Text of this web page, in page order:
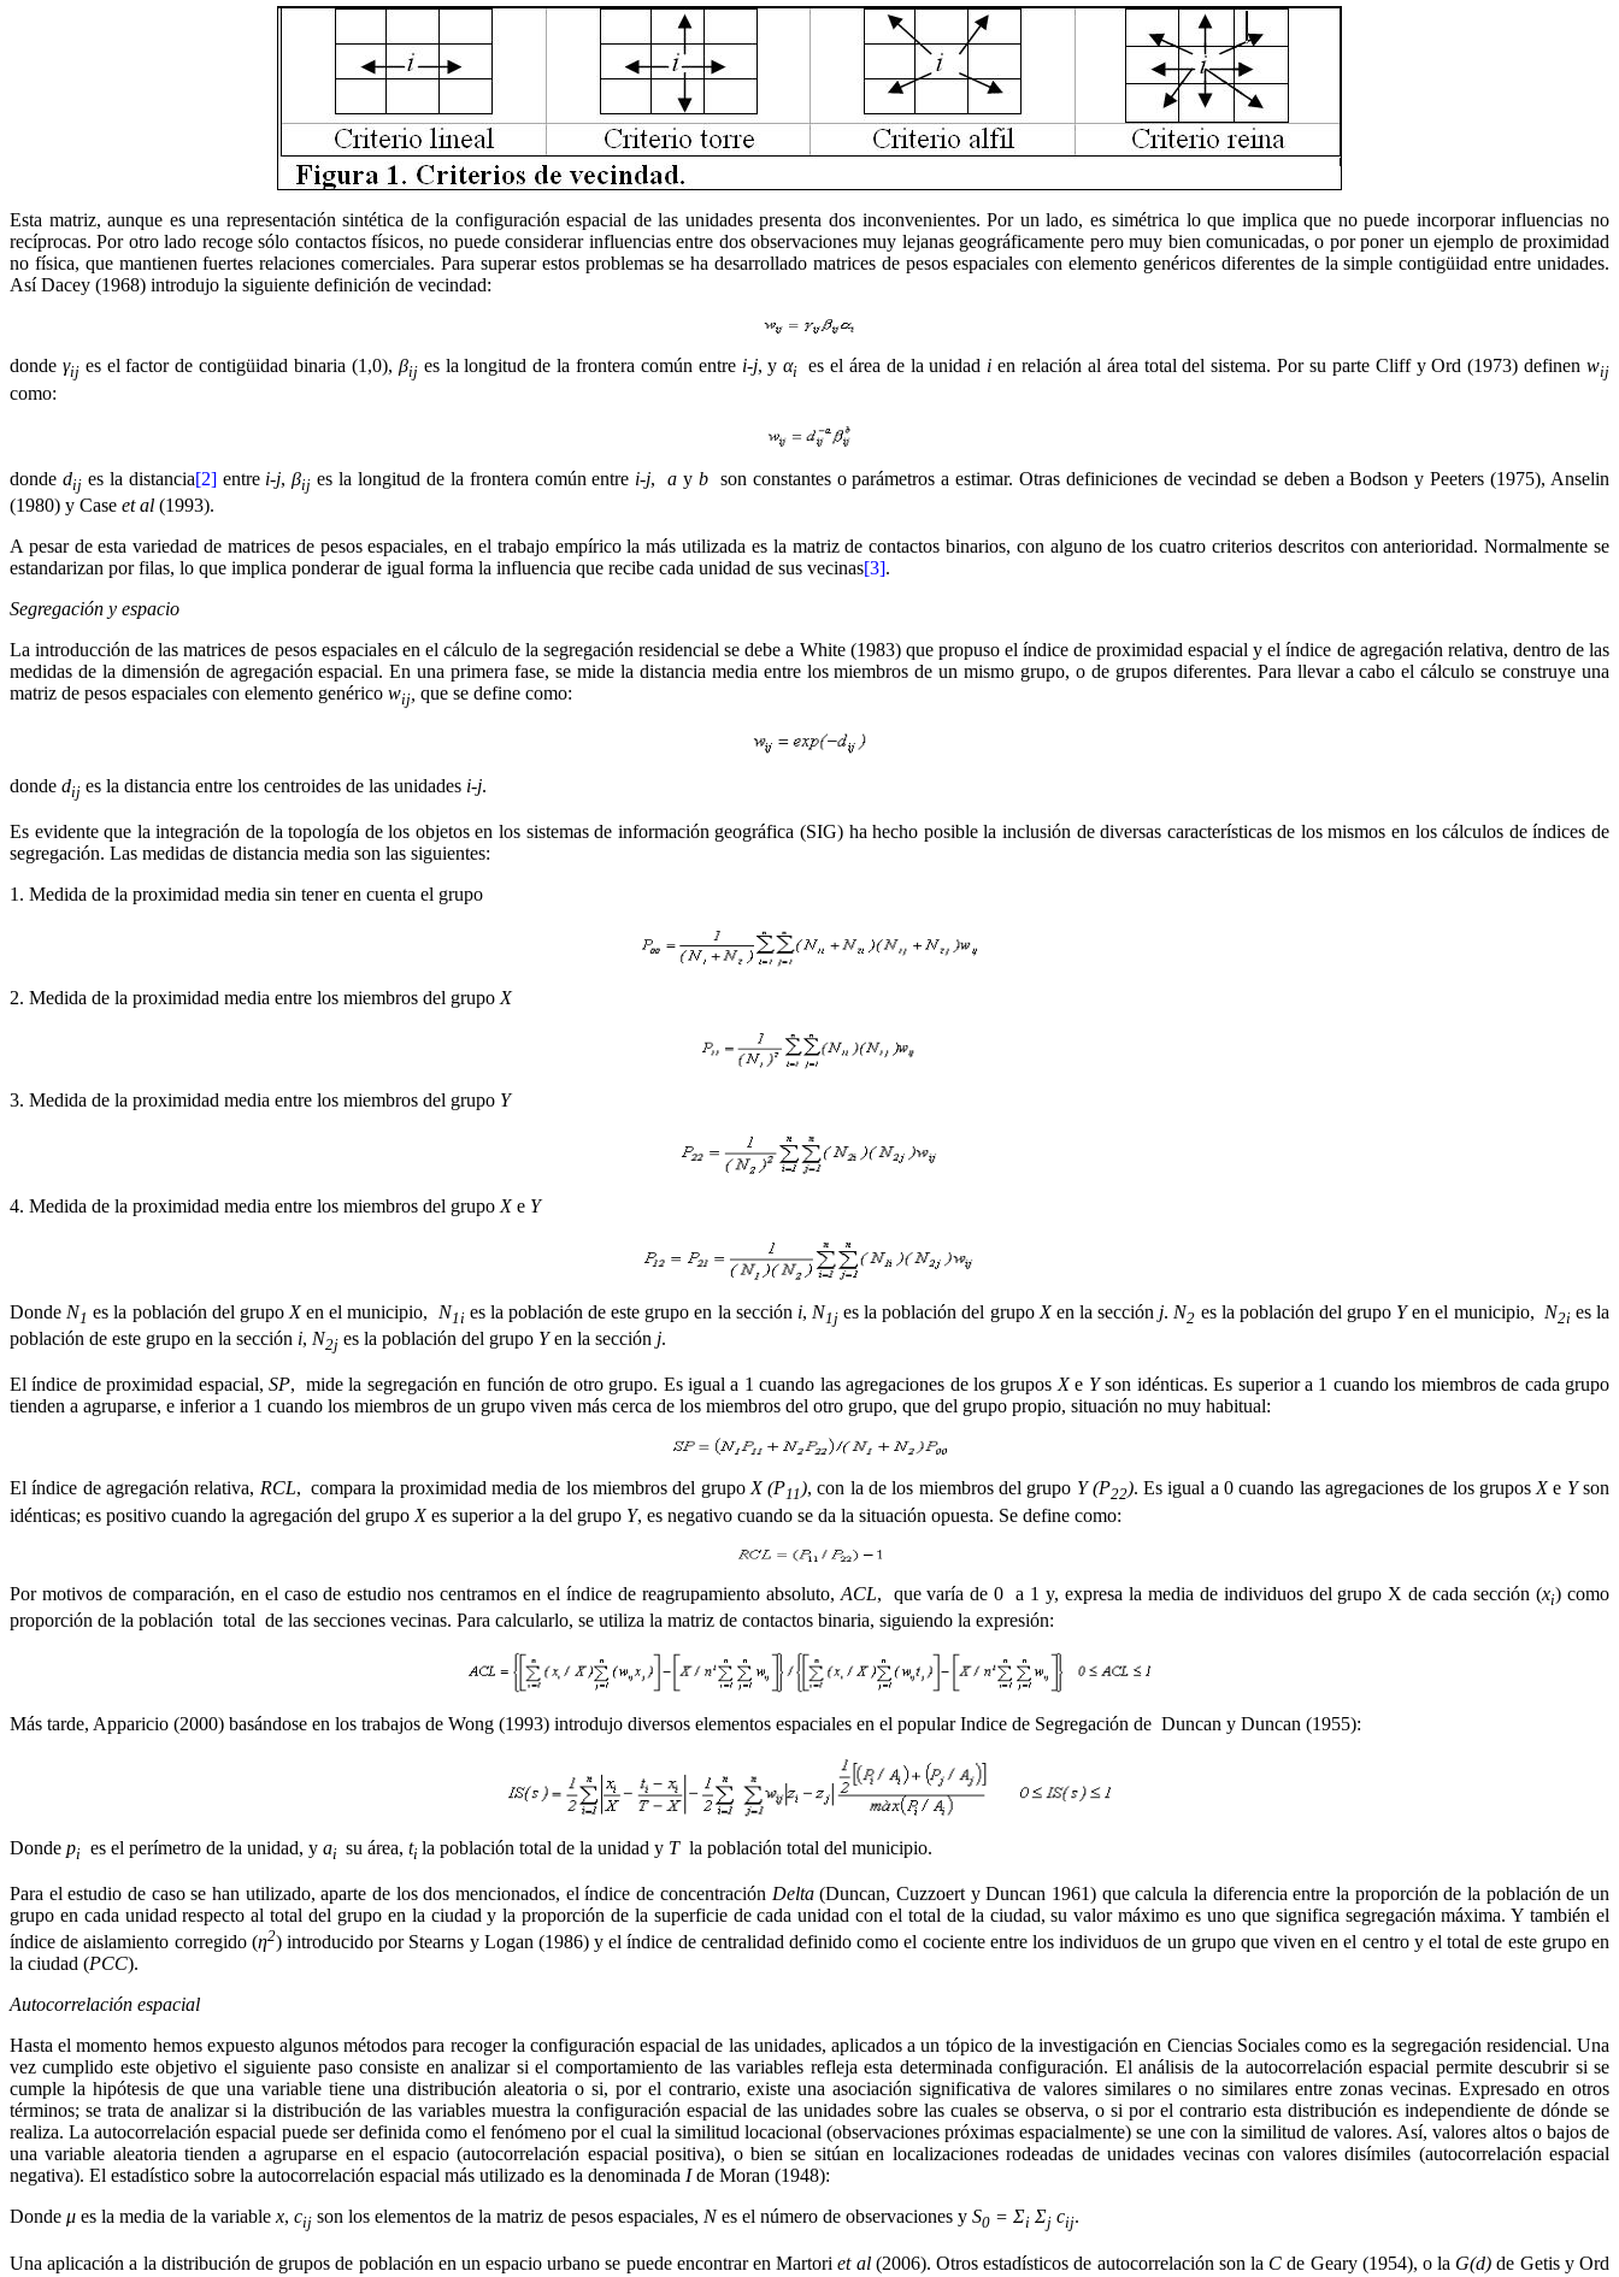
Esta matriz, aunque es una representación sintética de la configuración espacial de las unidades presenta dos inconvenientes. Por un lado, es simétrica lo que implica que no puede incorporar influencias no
recíprocas. Por otro lado recoge sólo contactos físicos, no puede considerar influencias entre dos observaciones muy lejanas geográficamente pero muy bien comunicadas, o por poner un ejemplo de proximidad
no física, que mantienen fuertes relaciones comerciales. Para superar estos problemas se ha desarrollado matrices de pesos espaciales con elemento genéricos diferentes de la simple contigüidad entre unidades.
Así Dacey (1968) introdujo la siguiente definición de vecindad:
donde γijes el factor de contigüidad binaria (1,0), βijes la longitud de la frontera común entre i-j, yαi es el área de la unidad i en relación al área total del sistema. Por su parte Cliff y Ord (1973) definenwij
como:
donde dij es la distancia[2]entre i-j, βij es la longitud de la frontera común entre i-j,a y b son constantes o parámetros a estimar. Otras definiciones de vecindad se deben a Bodson y Peeters (1975), Anselin
(1980) y Case et al (1993).
A pesar de esta variedad de matrices de pesos espaciales, en el trabajo empírico la más utilizada es la matriz de contactos binarios, con alguno de los cuatro criterios descritos con anterioridad. Normalmente se
estandarizan por filas, lo que implica ponderar de igual forma la influencia que recibe cada unidad de sus vecinas[3].
Segregación y espacio
La introducción de las matrices de pesos espaciales en el cálculo de la segregación residencial se debe a White (1983) que propuso el índice de proximidad espacial y el índice de agregación relativa, dentro de las
medidas de la dimensión de agregación espacial. En una primera fase, se mide la distancia media entre los miembros de un mismo grupo, o de grupos diferentes. Para llevar a cabo el cálculo se construye una
matriz de pesos espaciales con elemento genérico wij que se define como:
donde dij es la distancia entre los centroides de las unidades i-j.
Es evidente que la integración de la topología de los objetos en los sistemas de información geográfica (SIG) ha hecho posible la inclusión de diversas características de los mismos en los cálculos de índices de
segregación. Las medidas de distancia media son las siguientes:
1. Medida de la proximidad media sin tener en cuenta el grupo
2. Medida de la proximidad media entre los miembros del grupo X
3. Medida de la proximidad media entre los miembros del grupo Y
4. Medida de la proximidad media entre los miembros del grupo Xe Y
Donde N1 es la población del grupo Xen el municipio, N1ies la población de este grupo en la sección i, N1jes la población del grupo Xen la sección j. N2 es la población del grupo Yen el municipio, N2ies la
población de este grupo en la sección i, N2j es la población del grupo Yen la sección j.
El índice de proximidad espacial,SP, mide la segregación en función de otro grupo. Es igual a 1 cuando las agregaciones de los gruposXe Yson idénticas. Es superior a 1 cuando los miembros de cada grupo
tienden a agruparse, e inferior a 1 cuando los miembros de un grupo viven más cerca de los miembros del otro grupo, que del grupo propio, situación no muy habitual:
El índice de agregación relativa, RCL, compara la proximidad media de los miembros del grupoX (P11), con la de los miembros del grupo Y (P22). Es igual a 0 cuando las agregaciones de los gruposXe Yson
idénticas; es positivo cuando la agregación del grupo Xes superior a la del grupo Y, es negativo cuando se da la situación opuesta. Se define como:
Por motivos de comparación, en el caso de estudio nos centramos en el índice de reagrupamiento absoluto, ACL, que varía de 0 a 1 y, expresa la media de individuos del grupo X de cada sección (xi) como
proporción de la población total de las secciones vecinas. Para calcularlo, se utiliza la matriz de contactos binaria, siguiendo la expresión:
Más tarde, Apparicio (2000) basándose en los trabajos de Wong (1993) introdujo diversos elementos espaciales en el popular Indice de Segregación de Duncan y Duncan (1955):
Donde pi es el perímetro de la unidad, y ai su área, ti la población total de la unidad y T la población total del municipio.
Para el estudio de caso se han utilizado, aparte de los dos mencionados, el índice de concentración Delta(Duncan, Cuzzoert y Duncan 1961) que calcula la diferencia entre la proporción de la población de un
grupo en cada unidad respecto al total del grupo en la ciudad y la proporción de la superficie de cada unidad con el total de la ciudad, su valor máximo es uno que significa segregación máxima. Y también el
índice de aislamiento corregido (η2) introducido por Stearns y Logan (1986) y el índice de centralidad definido como el cociente entre los individuos de un grupo que viven en el centro y el total de este grupo en
la ciudad (PCC).
Autocorrelación espacial
Hasta el momento hemos expuesto algunos métodos para recoger la configuración espacial de las unidades, aplicados a un tópico de la investigación en Ciencias Sociales como es la segregación residencial. Una
vez cumplido este objetivo el siguiente paso consiste en analizar si el comportamiento de las variables refleja esta determinada configuración. El análisis de la autocorrelación espacial permite descubrir si se
cumple la hipótesis de que una variable tiene una distribución aleatoria o si, por el contrario, existe una asociación significativa de valores similares o no similares entre zonas vecinas. Expresado en otros
términos; se trata de analizar si la distribución de las variables muestra la configuración espacial de las unidades sobre las cuales se observa, o si por el contrario esta distribución es independiente de dónde se
realiza. La autocorrelación espacial puede ser definida como el fenómeno por el cual la similitud locacional (observaciones próximas espacialmente) se une con la similitud de valores. Así, valores altos o bajos de
una variable aleatoria tienden a agruparse en el espacio (autocorrelación espacial positiva), o bien se sitúan en localizaciones rodeadas de unidades vecinas con valores disímiles (autocorrelación espacial
negativa). El estadístico sobre la autocorrelación espacial más utilizado es la denominada Ide Moran (1948):
Donde μ es la media de la variable x, cij son los elementos de la matriz de pesos espaciales, Nes el número de observaciones y S0 = Σi Σj cij.
Una aplicación a la distribución de grupos de población en un espacio urbano se puede encontrar en Martoriet al(2006). Otros estadísticos de autocorrelación son la C de Geary (1954), o la G(d) de Getis y Ord